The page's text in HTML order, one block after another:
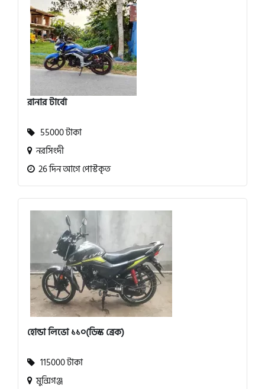
রানার টার্বো
55000 টাকা
নরসিংদী
26 দিন আগে পোস্টকৃত
হোন্ডা লিভো ১১০(ডিস্ক ব্রেক)
115000 টাকা
মুন্সিগঞ্জ